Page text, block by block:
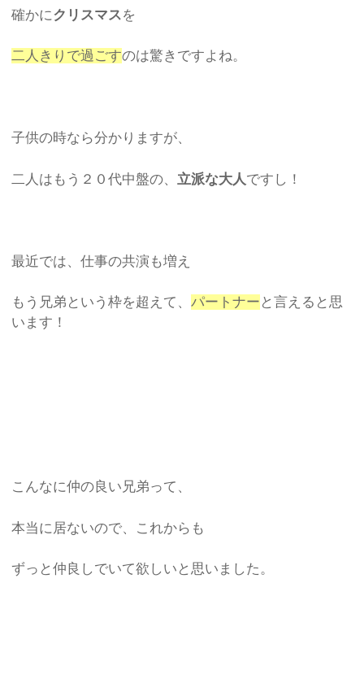
確かにクリスマス を
二人きりで過ごすのは驚きですよね。
子供の時なら分かりますが、
二人はもう２０代中盤の、 立派な大人ですし！
最近では、仕事の共演も増え
もう兄弟という枠を超えて、パートナー と言えると思
います！
こんなに仲の良い兄弟って、
本当に居ないので、これからも
ずっと仲良しでいて欲しいと思いました。